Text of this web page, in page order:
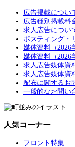
広告掲載につい
広告種別掲載料
求人広告につい
ポスティング・
媒体資料（2026
媒体資料（2026
求人広告媒体資
求人広告媒体資
配布に関するお
一般的なお問い
人気コーナー
フロント特集